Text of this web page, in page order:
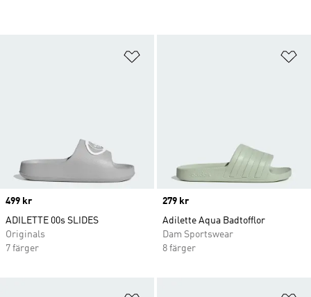
Price
499 kr
ADILETTE 00s SLIDES
Originals
7 färger
Price
279 kr
Adilette Aqua Badtofflor
Dam Sportswear
8 färger